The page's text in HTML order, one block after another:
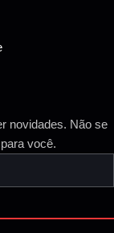
novidades. Não se
você.